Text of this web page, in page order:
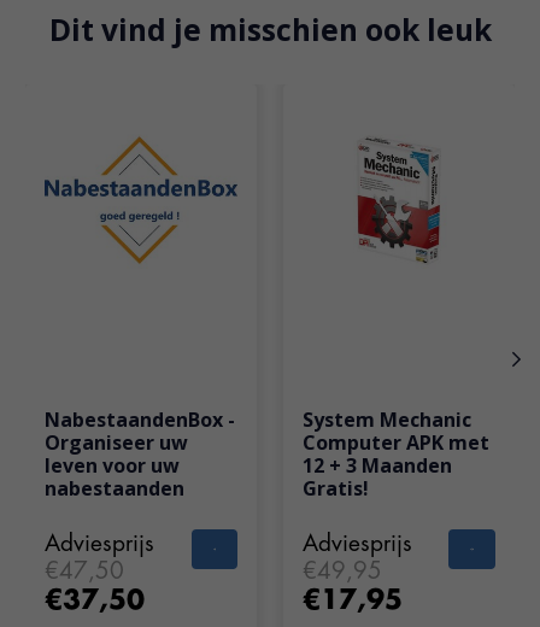
Dit vind je misschien ook leuk
NabestaandenBox -
Organiseer uw
leven voor uw
nabestaanden
Adviesprijs
€47,50
€37,50
System Mechanic
Computer APK met
12 + 3 Maanden
Gratis!
Adviesprijs
€49,95
€17,95